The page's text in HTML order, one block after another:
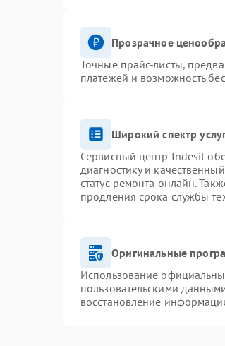
Прозрачное
Точные прайс-листы,
платежей и возможность
Широкий спектр
Сервисный центр Indesit
диагностику и
статус ремонта онлайн.
продления срока службы
Оригинальные
Использование
пользовательскими
восстановление